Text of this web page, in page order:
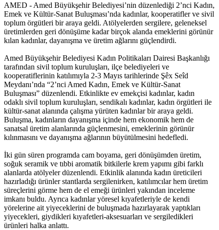
AMED - Amed Büyükşehir Belediyesi’nin düzenlediği 2’nci Kadın,
Emek ve Kültür-Sanat Buluşması’nda kadınlar, kooperatifler ve sivil
toplum örgütleri bir araya geldi. Atölyelerden sergilere, geleneksel
üretimlerden geri dönüşüme kadar birçok alanda emeklerini görünür
kılan kadınlar, dayanışma ve üretim ağlarını güçlendirdi.
Amed Büyükşehir Belediyesi Kadın Politikaları Dairesi Başkanlığı
tarafından sivil toplum kuruluşları, ilçe belediyeleri ve
kooperatiflerinin katılımıyla 2-3 Mayıs tarihlerinde Şêx Seîd
Meydanı’nda “2’nci Amed Kadın, Emek ve Kültür-Sanat
Buluşması” düzenlendi. Etkinlikte ev emekçisi kadınlar, kadın
odaklı sivil toplum kuruluşları, sendikalı kadınlar, kadın örgütleri ile
kültür-sanat alanında çalışma yürüten kadınlar bir araya geldi.
Buluşma, kadınların dayanışma içinde hem ekonomik hem de
sanatsal üretim alanlarında güçlenmesini, emeklerinin görünür
kılınmasını ve dayanışma ağlarının büyütülmesini hedefledi.
İki gün süren programda cam boyama, geri dönüşümden üretim,
soğuk seramik ve tıbbi aromatik bitkilerle krem yapımı gibi farklı
alanlarda atölyeler düzenlendi. Etkinlik alanında kadın üreticileri
hazırladığı ürünler stantlarda sergilenirken, katılımcılar hem üretim
süreçlerini görme hem de el emeği ürünleri yakından inceleme
imkanı buldu. Ayrıca kadınlar yöresel kıyafetleriyle de kendi
yörelerine ait yiyeceklerini de buluşmada hazırlayarak yaptıkları
yiyecekleri, giydikleri kıyafetleri-aksesuarları ve sergiledikleri
ürünleri halka anlattı.